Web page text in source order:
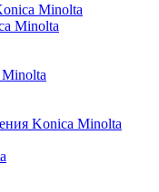
Minolta
Minolta
Konica Minolta